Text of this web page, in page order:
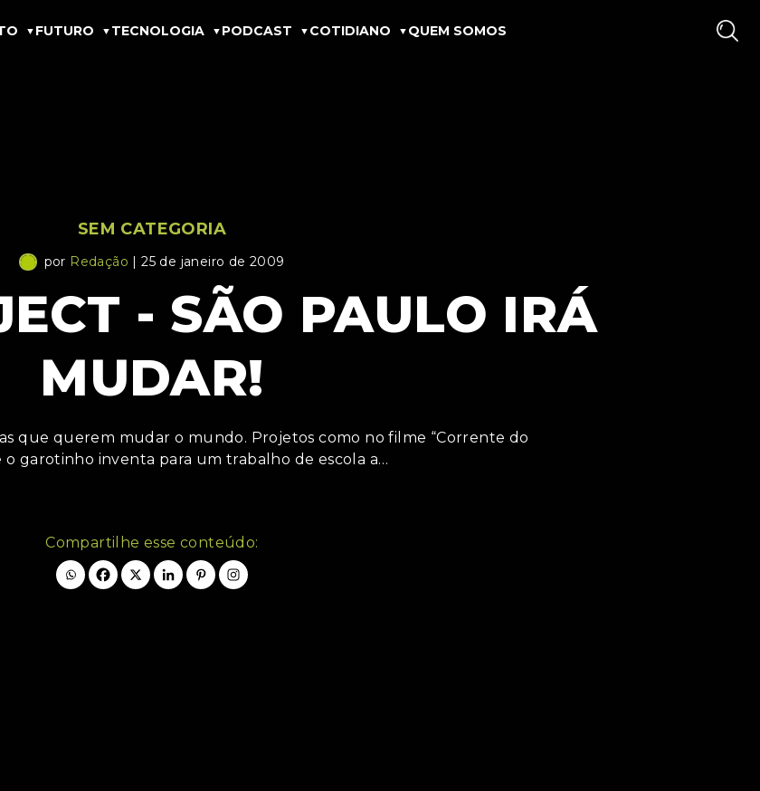
FUTURO TECNOLOGIA PODCAST COTIDIANO QUEM SOMOS
SEM CATEGORIA
por Redação | 25 de janeiro de 2009
- SÃO PAULO IRÁ
MUDAR!
que querem mudar o mundo. Projetos como no filme “Corrente do
o garotinho inventa para um trabalho de escola a…
Compartilhe esse conteúdo: